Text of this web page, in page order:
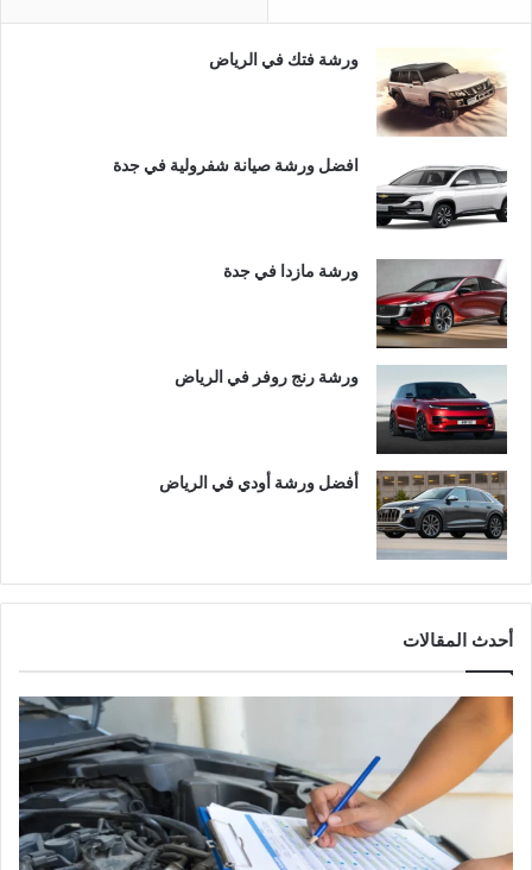
ورشة فتك في الرياض
افضل ورشة صيانة شفرولية في جدة
ورشة مازدا في جدة
ورشة رنج روفر في الرياض
أفضل ورشة أودي في الرياض
أحدث المقالات